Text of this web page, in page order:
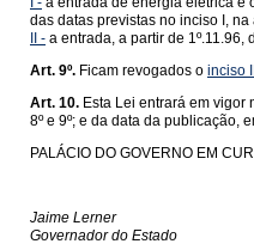
das datas previstas no inciso I,
II - a entrada, a partir de
Art. 9º. Ficam revogados o inciso
Art. 10. Esta Lei entrará em vigor
8º e 9º; e da data da publicação,
PALÁCIO DO GOVERNO EM
Jaime Lerner
Governador do Estado